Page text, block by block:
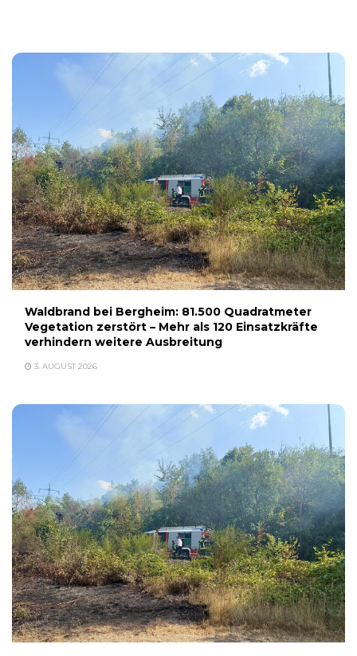
Waldbrand bei Bergheim: 81.500 Quadratmeter
Vegetation zerstört – Mehr als 120 Einsatzkräfte
verhindern weitere Ausbreitung
3. AUGUST 2026